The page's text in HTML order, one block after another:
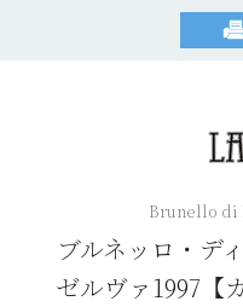
Brunello di
ブルネッロ・デ
ゼルヴァ1997【